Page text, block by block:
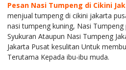
Pesan Nasi Tumpeng di Cikini
menjual tumpeng di cikini jakarta
nasi tumpeng kuning, Nasi
Syukuran Ataupun Nasi Tumpeng
Jakarta Pusat kesulitan Untuk
Terutama Kepada ibu-ibu muda.